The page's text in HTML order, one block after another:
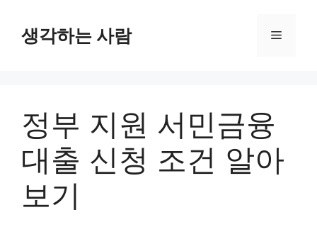
content생각하는 사람 Menu
정부 지원 서민금융
대출 신청 조건 알아
보기